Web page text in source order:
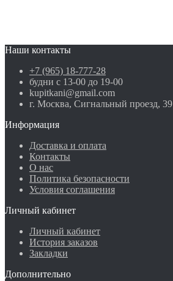
Наши контакты
+7 (965) 18-777-28
будни с 13-00 до 19-00
kupitkani@gmail.com
г. Москва, Сигнальный проезд, 39
Информация
Доставка и оплата
Контакты
О нас
Политика безопасности
Условия соглашения
Личный кабинет
Личный кабинет
История заказов
Закладки
Дополнительно